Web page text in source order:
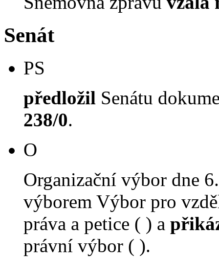
Senát
PS
předložil Senátu
238/0.
O
Organizační výbor dne
výborem Výbor pro
práva a petice ( ) a
právní výbor ( ).